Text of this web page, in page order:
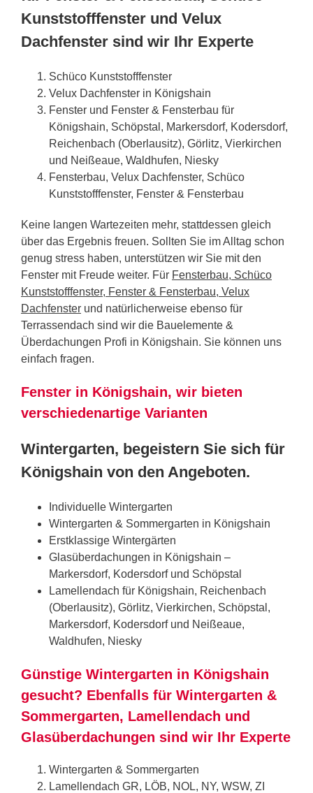
Kunststofffenster und Velux
Dachfenster sind wir Ihr Experte
Schüco Kunststofffenster
Velux Dachfenster in Königshain
Fenster und Fenster & Fensterbau für
Königshain, Schöpstal, Markersdorf, Kodersdorf,
Reichenbach (Oberlausitz), Görlitz, Vierkirchen
und Neißeaue, Waldhufen, Niesky
Fensterbau, Velux Dachfenster, Schüco
Kunststofffenster, Fenster & Fensterbau
Keine langen Wartezeiten mehr, stattdessen gleich
über das Ergebnis freuen. Sollten Sie im Alltag schon
genug stress haben, unterstützen wir Sie mit den
Fenster mit Freude weiter. Für Fensterbau, Schüco
Kunststofffenster, Fenster & Fensterbau, Velux
Dachfenster und natürlicherweise ebenso für
Terrassendach sind wir die Bauelemente &
Überdachungen Profi in Königshain. Sie können uns
einfach fragen.
Fenster in Königshain, wir bieten
verschiedenartige Varianten
Wintergarten, begeistern Sie sich für
Königshain von den Angeboten.
Individuelle Wintergarten
Wintergarten & Sommergarten in Königshain
Erstklassige Wintergärten
Glasüberdachungen in Königshain –
Markersdorf, Kodersdorf und Schöpstal
Lamellendach für Königshain, Reichenbach
(Oberlausitz), Görlitz, Vierkirchen, Schöpstal,
Markersdorf, Kodersdorf und Neißeaue,
Waldhufen, Niesky
Günstige Wintergarten in Königshain
gesucht? Ebenfalls für Wintergarten &
Sommergarten, Lamellendach und
Glasüberdachungen sind wir Ihr Experte
Wintergarten & Sommergarten
Lamellendach GR, LÖB, NOL, NY, WSW, ZI